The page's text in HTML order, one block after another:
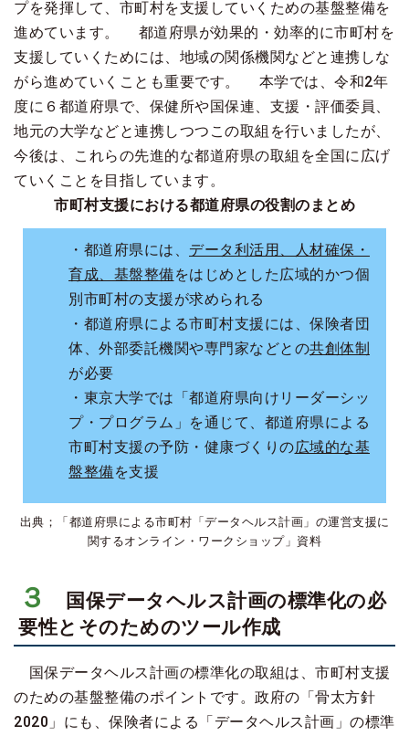
プを発揮して、市町村を支援していくための基盤整備を
進めています。 都道府県が効果的・効率的に市町村を
支援していくためには、地域の関係機関などと連携しな
がら進めていくことも重要です。 本学では、令和2年
度に６都道府県で、保健所や国保連、支援・評価委員、
地元の大学などと連携しつつこの取組を行いましたが、
今後は、これらの先進的な都道府県の取組を全国に広げ
ていくことを目指しています。
市町村支援における都道府県の役割のまとめ
・都道府県には、 データ利活用、人材確保・
育成、基盤整備をはじめとした広域的かつ個
別市町村の支援が求められる
・都道府県による市町村支援には、保険者団
体、外部委託機関や専門家などとの共創体制
が必要
・東京大学では「都道府県向けリーダーシッ
プ・プログラム」を通じて、都道府県による
市町村支援の予防・健康づくりの広域的な基
盤整備を支援
出典；「都道府県による市町村「データヘルス計画」の運営支援に
関するオンライン・ワークショップ」資料
３
国保データヘルス計画の標準化の必
要性とそのためのツール作成
国保データヘルス計画の標準化の取組は、市町村支援
のための基盤整備のポイントです。政府の「骨太方針
2020」にも、保険者による「データヘルス計画」の標準